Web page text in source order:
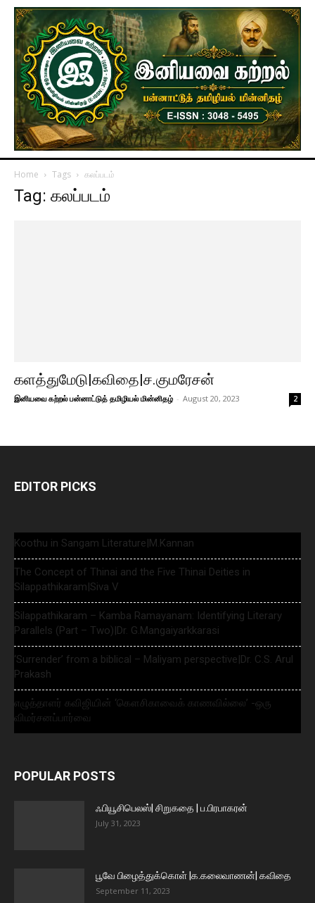
Home Tags கலப்படம்
Tag: கலப்படம்
களத்துமேடு|கவிதை|ச.குமரேசன்
இனியவை கற்றல் பன்னாட்டுத் தமிழியல் மின்னிதழ் - August 20, 2023 2
EDITOR PICKS
Koothu in Sangam Literature|M.Kannan
The Concept of Thinai and the Five Thinai Deities in
Silappathikaram|Siva V
Silappathikaram – Kamba Ramayanam: Identifying Literary
Parallels (Part – Two)|Dr. G.Mangaiyarkkarasi
‘Surrender’ from a biblical – Maliyam perspective|Dr. C.S. Arul
Prakash
எழுத்தாளர் கவிஜியின் ‘கௌசிகாவைக் காணவில்லை’ -ஒரு
விமர்சனப்பார்வை
POPULAR POSTS
ஃபியூசிபெலஸ்| சிறுகதை | ப.பிரபாகரன்
July 31, 2023
பூவே பிழைத்துக்கொள் |க.கலைவாணன்| கவிதை
September 11, 2023